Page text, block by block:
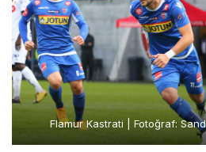
Flamur Kastrati | Fotoğraf: